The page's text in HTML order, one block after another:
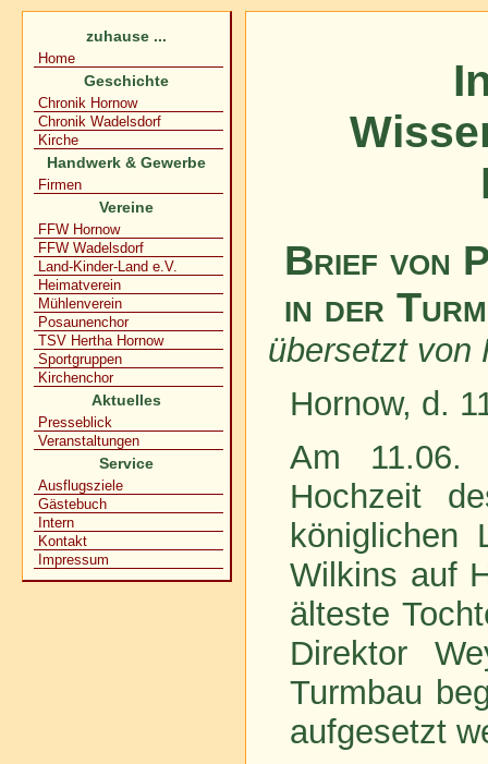
zuhause ...
Home
Geschichte
Chronik Hornow
Chronik Wadelsdorf
Kirche
Handwerk & Gewerbe
Firmen
Vereine
FFW Hornow
FFW Wadelsdorf
Land-Kinder-Land e.V.
Heimatverein
Mühlenverein
Posaunenchor
TSV Hertha Hornow
Sportgruppen
Kirchenchor
Aktuelles
Presseblick
Veranstaltungen
Service
Ausflugsziele
Gästebuch
Intern
Kontakt
Impressum
Brief von
in der
übersetzt von
Hornow, d.
Am 11.06.
Hochzeit
königlichen
Wilkins auf
älteste
Direktor
Turmbau
aufgesetzt